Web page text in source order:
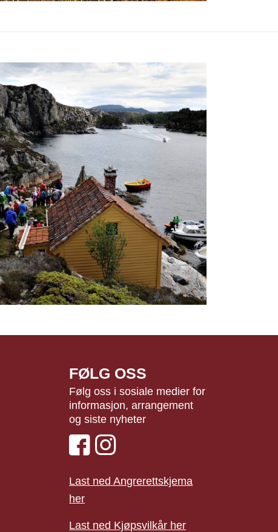
FØLG OSS
Følg oss i sosiale medier for
informasjon, arrangement
og siste nyheter
Last ned Angrerettskjema
her
Last ned Kjøpsvilkår her